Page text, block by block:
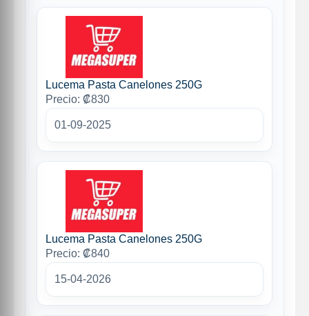
Lucema Pasta Canelones 250G
Precio: ₡830
01-09-2025
Lucema Pasta Canelones 250G
Precio: ₡840
15-04-2026